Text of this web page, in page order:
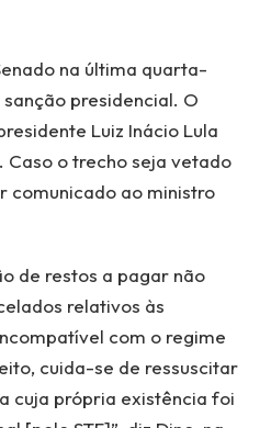
na última quarta-
presidencial. O
Luiz Inácio Lula
Caso o trecho seja vetado
comunicado ao ministro
de restos a pagar não
relativos às
com o regime
cuida-se de ressuscitar
cuja própria existência foi